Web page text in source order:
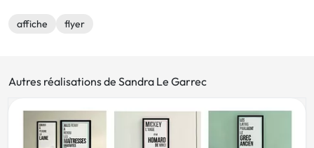
affiche flyer
Autres réalisations de Sandra Le Garrec